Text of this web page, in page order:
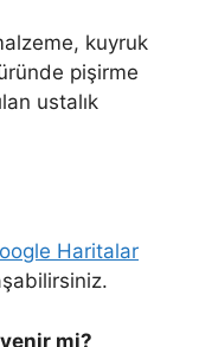
kuyruk
pişirme
ustalık
Haritalar
yenir mi?